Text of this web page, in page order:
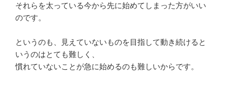
それらを太っている今から先に始めてしまった方がいい
のです。
というのも、見えていないものを目指して動き続けると
いうのはとても難しく、
慣れていないことが急に始めるのも難しいからです。